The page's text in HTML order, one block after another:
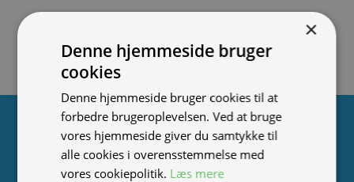
Tilmeld nyhedsmail
Vær blandt de første til at modtage info om nye produkter,
tilbud, events og udstillinger.
×
Denne hjemmeside bruger
cookies
Denne hjemmeside bruger cookies til at
forbedre brugeroplevelsen. Ved at bruge
vores hjemmeside giver du samtykke til
alle cookies i overensstemmelse med
vores cookiepolitik. Læs mere